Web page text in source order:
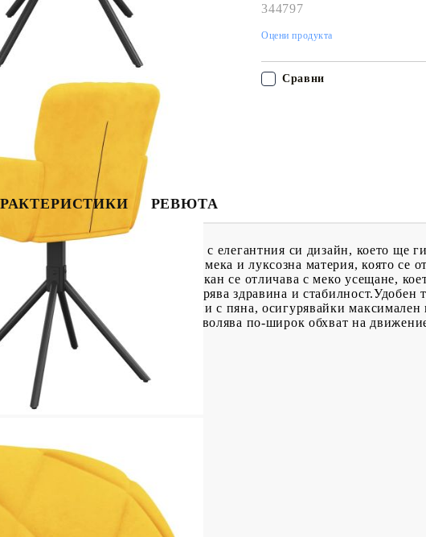
344797
Оцени продукта
Сравни
РЕВЮТА
семпъл стил и комфорт с елегантния си дизайн, което ще
материал: Кадифето е мека и луксозна материя, която се
повърхност. Кадифената тъкан се отличава с меко усещане,
от метал и шперплат осигурява здравина и стабилност.Удобен
дизайн и подплатени с пяна, осигурявайки
се на 360 градуса дизайн позволява по-широк обхват на
метал, шперплат
46,5 см